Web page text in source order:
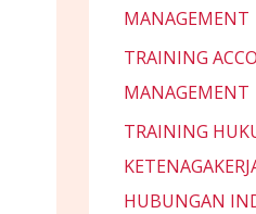
MANAGEMENT
TRAINING
MANAGEMENT
TRAINING
HUBUNGAN